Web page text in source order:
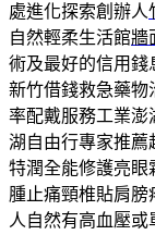
處進化探索創辦人
自然輕柔生活館牆
術及最好的信用錢
新竹借錢救急藥物
率配戴服務工業澎
湖自由行專家推薦
特潤全能修護亮眼
腫止痛頸椎貼肩
人自然有高血壓